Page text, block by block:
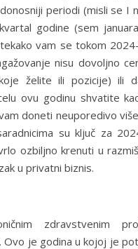
periodi (misli se I
godine (sem
vam se tokom
nisu dovoljno
želite ili pozicije) ili
ovu godinu shvatite
doneti neuporedivo
su ključ za
ozbiljno krenuti u
u privatni biznis.
zdravstvenim
Ovo je godina u kojoj je